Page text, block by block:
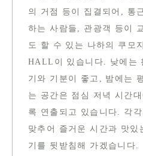
의 거점 등이 집결되어, 통
하는 사람들, 관광객 등이
도 할 수 있는 나하의 쿠모
HALL이 있습니다. 낮에는
기와 기분이 좋고, 밤에는
는 공간은 점심 저녁 시간
록 연출되고 있습니다. 각
맞추어 즐거운 시간과 맛
기를 뒷받침해 가겠습니다.